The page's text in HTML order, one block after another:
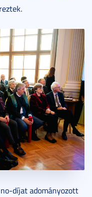
díjat adományozott